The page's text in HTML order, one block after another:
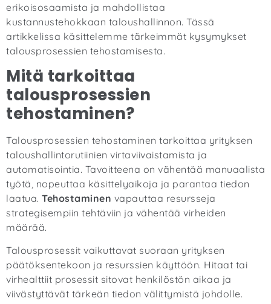
erikoisosaamista ja mahdollistaa
kustannustehokkaan taloushallinnon. Tässä
artikkelissa käsittelemme tärkeimmät kysymykset
talousprosessien tehostamisesta.
Mitä tarkoittaa
talousprosessien
tehostaminen?
Talousprosessien tehostaminen tarkoittaa yrityksen
taloushallintorutiinien virtaviivaistamista ja
automatisointia. Tavoitteena on vähentää manuaalista
työtä, nopeuttaa käsittelyaikoja ja parantaa tiedon
laatua. Tehostaminen vapauttaa resursseja
strategisempiin tehtäviin ja vähentää virheiden
määrää.
Talousprosessit vaikuttavat suoraan yrityksen
päätöksentekoon ja resurssien käyttöön. Hitaat tai
virhealttiit prosessit sitovat henkilöstön aikaa ja
viivästyttävät tärkeän tiedon välittymistä johdolle.